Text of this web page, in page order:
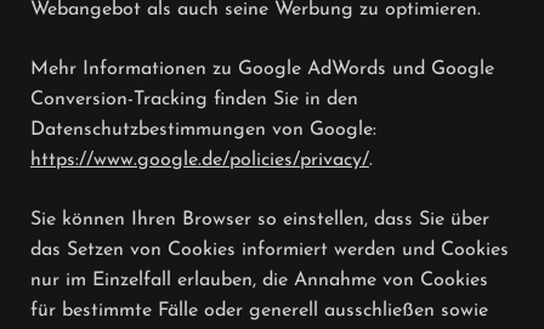
Webangebot als auch seine Werbung zu optimieren.
Mehr Informationen zu Google AdWords und Google
Conversion-Tracking finden Sie in den
Datenschutzbestimmungen von Google:
https://www.google.de/policies/privacy/.
Sie können Ihren Browser so einstellen, dass Sie über
das Setzen von Cookies informiert werden und Cookies
nur im Einzelfall erlauben, die Annahme von Cookies
für bestimmte Fälle oder generell ausschließen sowie